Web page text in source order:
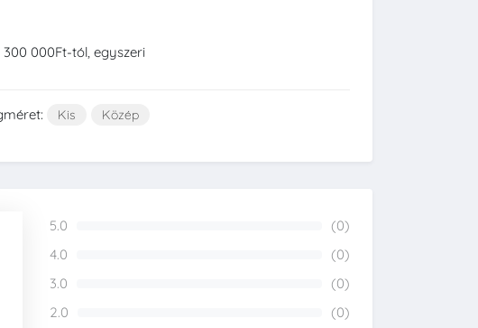
000Ft-tól, egyszeri
Kis Közép
5.0
(0)
4.0
(0)
3.0
(0)
2.0
(0)